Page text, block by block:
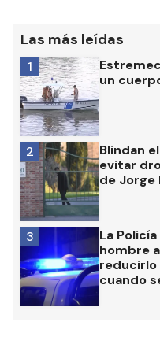
Las más leídas
un
1
Blindan
evitar
de Jorge
2
La
hombre
reducirlo
cuando
3